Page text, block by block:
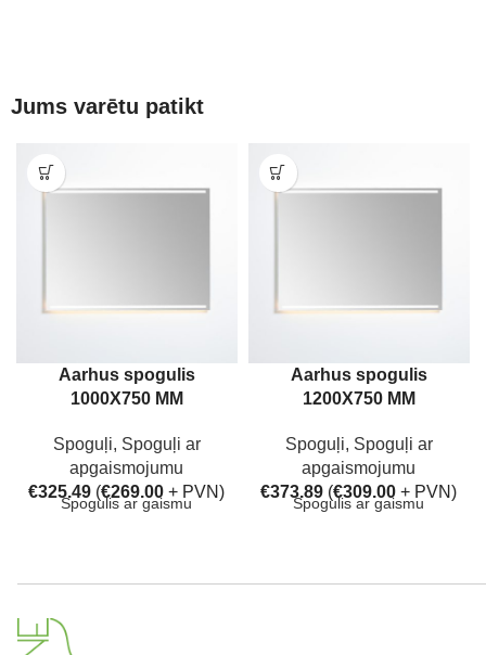
Jums varētu patikt
Aarhus spogulis
1000X750 MM
Spoguļi, Spoguļi ar
apgaismojumu
€325.49 (€269.00 + PVN)
Spogulis ar gaismu
Aarhus spogulis
1200X750 MM
Spoguļi, Spoguļi ar
apgaismojumu
€373.89 (€309.00 + PVN)
Spogulis ar gaismu